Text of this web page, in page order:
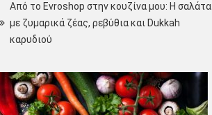
Από το Evroshop στην κουζίνα μου: Η σαλάτα
με ζυμαρικά ζέας, ρεβύθια και Dukkah
καρυδιού